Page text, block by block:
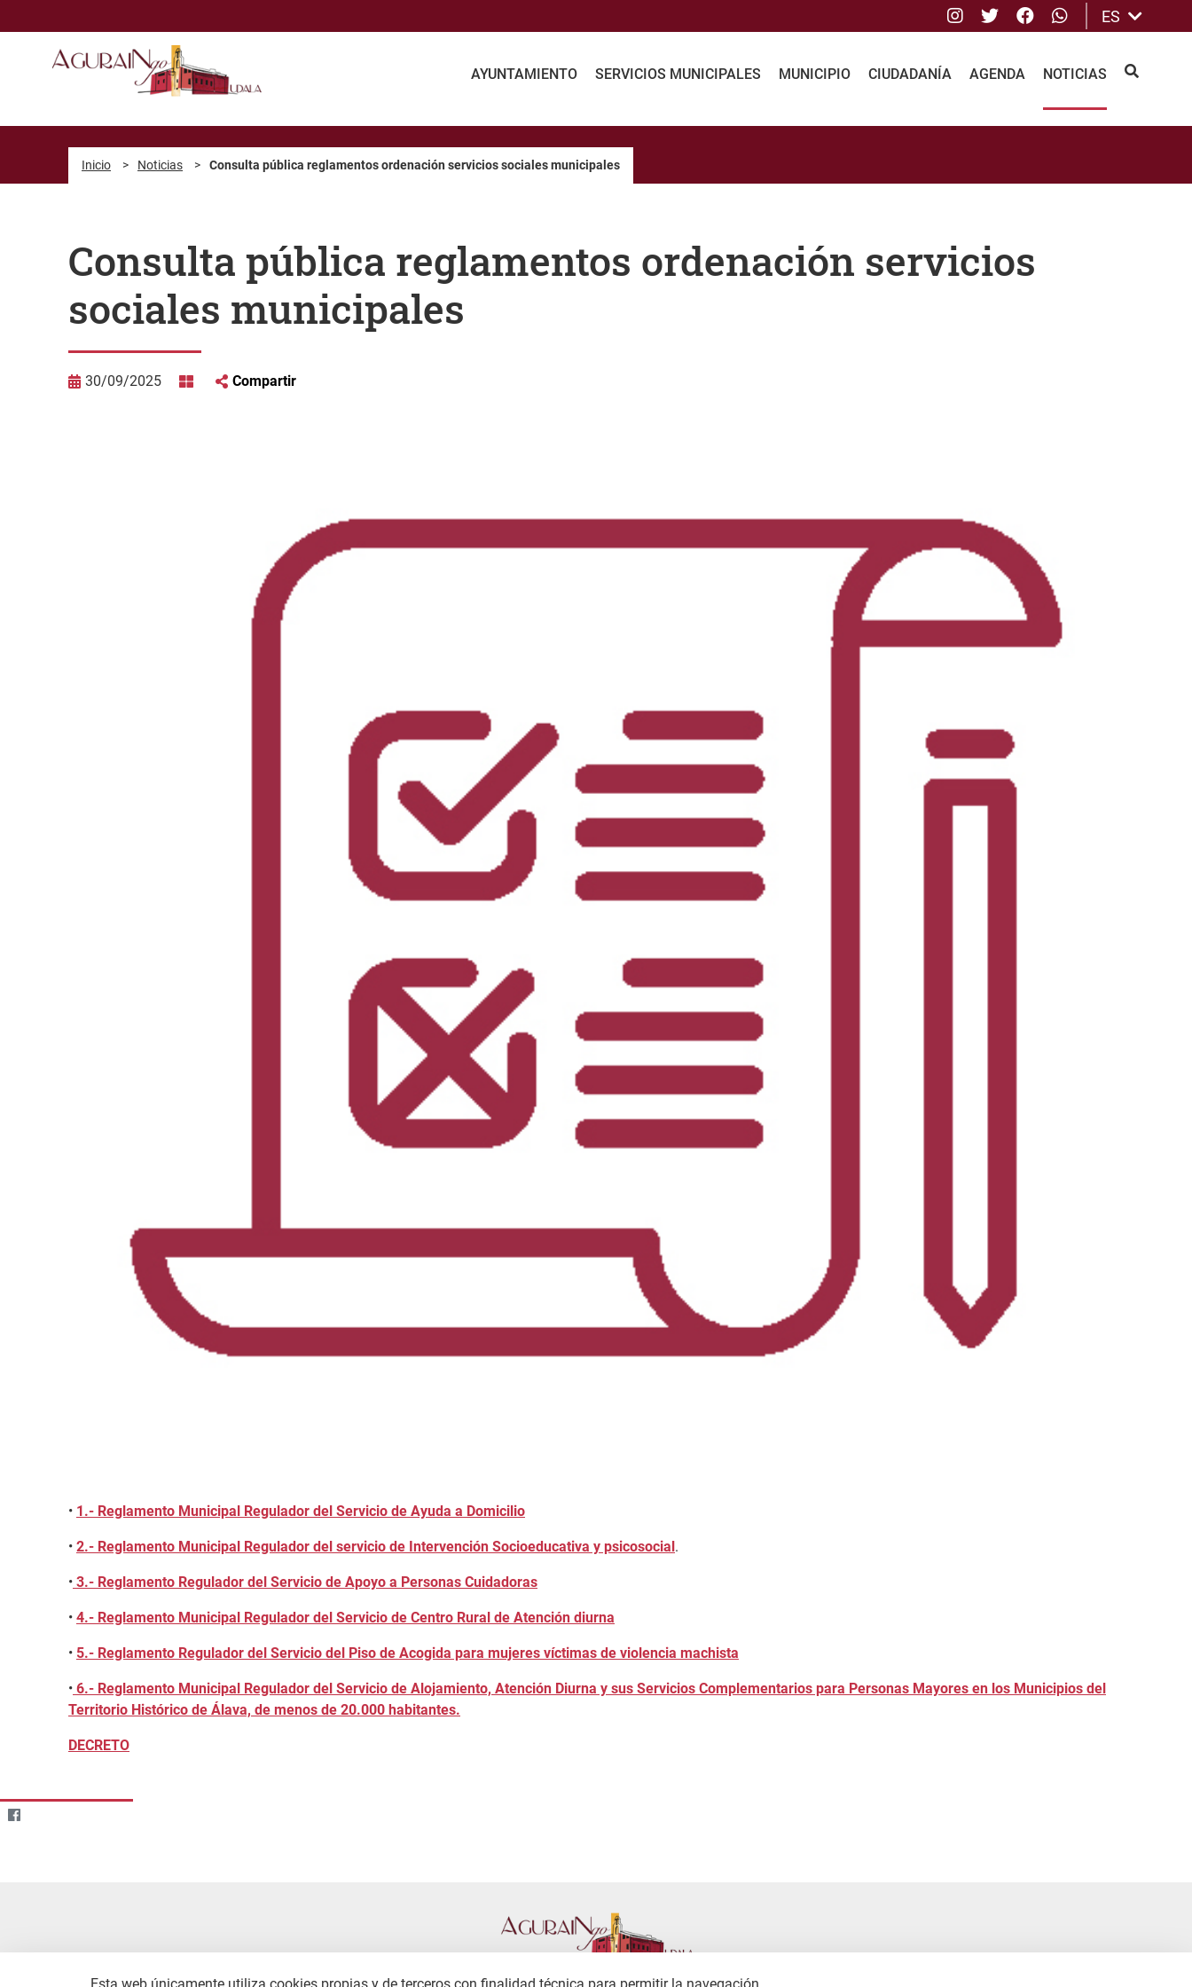
Instagram
TwitterFacebook
whatsApp
ES
AYUNTAMIENTO SERVICIOS MUNICIPALES MUNICIPIO CIUDADANÍA AGENDA NOTICIAS BUSCAR
Inicio > Noticias > Consulta pública reglamentos ordenación servicios sociales municipales
Consulta pública reglamentos ordenación servicios
sociales municipales
30/09/2025 Compartir
• 1.- Reglamento Municipal Regulador del Servicio de Ayuda a Domicilio
• 2.- Reglamento Municipal Regulador del servicio de Intervención Socioeducativa y psicosocial.
• 3.- Reglamento Regulador del Servicio de Apoyo a Personas Cuidadoras
• 4.- Reglamento Municipal Regulador del Servicio de Centro Rural de Atención diurna
• 5.- Reglamento Regulador del Servicio del Piso de Acogida para mujeres víctimas de violencia machista
• 6.- Reglamento Municipal Regulador del Servicio de Alojamiento, Atención Diurna y sus Servicios Complementarios para Personas Mayores en los Municipios del
Territorio Histórico de Álava, de menos de 20.000 habitantes.
DECRETO